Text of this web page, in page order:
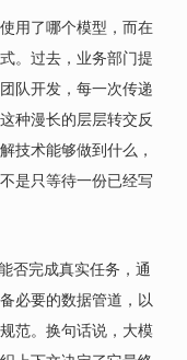
用了哪个模型，而在
。过去，业务部门提
队开发，每一次传递
种漫长的层层转交反
技术能够做到什么，
是只等待一份已经写
否完成真实任务，通
必要的数据管道，以
范。换句话说，大模